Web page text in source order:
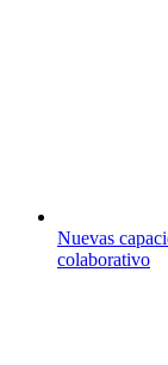
Nuevas
colaborativo